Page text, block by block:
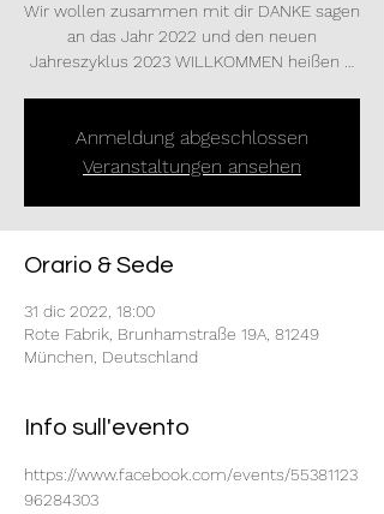
Wir wollen zusammen mit dir DANKE sagen
an das Jahr 2022 und den neuen
Jahreszyklus 2023 WILLKOMMEN heißen …
Anmeldung abgeschlossen
Veranstaltungen ansehen
Orario & Sede
31 dic 2022, 18:00
Rote Fabrik, Brunhamstraße 19A, 81249
München, Deutschland
Info sull'evento
https://www.facebook.com/events/55381123
96284303